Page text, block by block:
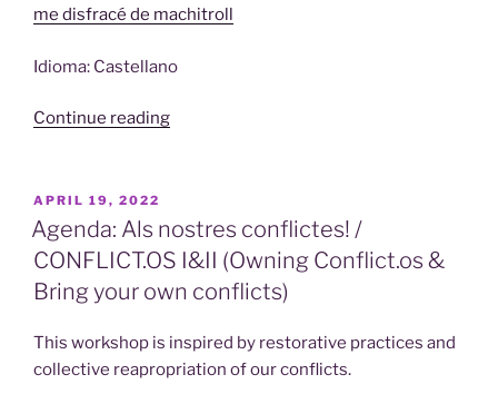
me disfracé de machitroll
Idioma: Castellano
Continue reading“Agenda:
digitales…
Vamos
desarrollar
creativas.”
POSTED
ON
APRIL 19, 2022
Agenda: Als nostres conflictes! /
CONFLICT.OS I&II (Owning Conflict.os &
Bring your own conflicts)
This workshop is inspired by restorative practices and
collective reapropriation of our conflicts.